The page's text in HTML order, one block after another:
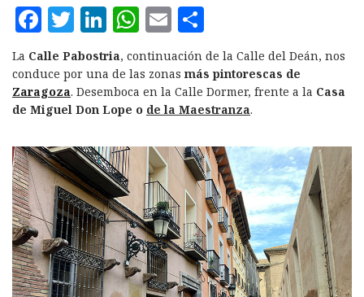
F
a
c
e
b
o
o
k
T
w
it
te
r
L
i
n
k
e
d
I
n
W
h
at
s
A
p
p
E
m
ai
l
o
m
p
a
rt
ir
La Calle Pabostria, continuación de la Calle del Deán, nos
conduce por una de las zonas más pintorescas de
Zaragoza. Desemboca en la Calle Dormer, frente a la Casa
de Miguel Don Lope o de la Maestranza.